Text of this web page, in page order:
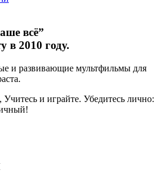
всё”
в 2010 году.
и развивающие мультфильмы для
и играйте. Убедитесь лично: